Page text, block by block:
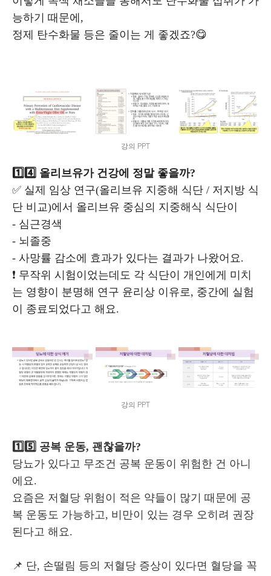
능하기 때문에,
정제 탄수화물 등은 줄이는 게 좋겠죠?😋
강의 PPT
1️⃣4️⃣ 올리브유가 건강에 정말 좋을까?
✅ 실제 임상 연구(올리브유 지중해 식단 / 저지방 식
단 비교)에서 올리브유 중심의 지중해식 식단이
- 심근경색
- 뇌졸중
- 사망률 감소에 효과가 있다는 결과가 나왔어요.
❗ 무작위 시험이었는데도 각 식단이 개인에게 미치
는 영향이 분명해 연구 윤리상 이유로, 중간에 실험
이 종료되었다고 해요.
강의 PPT
1️⃣5️⃣ 공복 운동, 괜찮을까?
당뇨가 있다고 무조건 공복 운동이 위험한 건 아니
에요.
요즘은 저혈당 위험이 적은 약들이 많기 때문에 공
복 운동도 가능하고, 비만이 있는 경우 오히려 권장
된다고 해요.
📌 단, 손떨림 등의 저혈당 증상이 있다면 혈당을 꼭